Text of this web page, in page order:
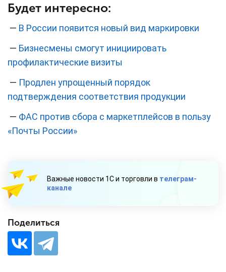
Будет интересно:
— В России появится новый вид маркировки
— Бизнесмены смогут инициировать
профилактические визиты
— Продлен упрощенный порядок
подтверждения соответствия продукции
— ФАС против сбора с маркетплейсов в пользу
«Почты России»
Важные новости 1С и торговли в телеграм-
канале
Поделиться